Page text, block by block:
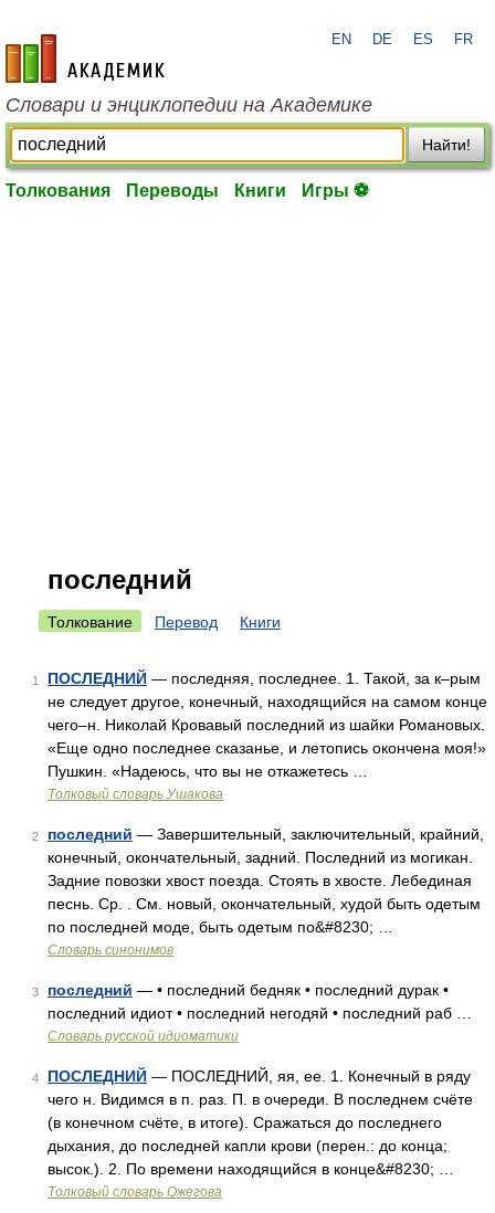
academic.ru
EN DE ES FR
Словари и энциклопедии на Академике
Найти!
Толкования Переводы Книги Игры ⚽
последний
Толкование Перевод Книги
1 ПОСЛЕДНИЙ — последняя, последнее. 1. Такой, за к–рым
не следует другое, конечный, находящийся на самом конце
чего–н. Николай Кровавый последний из шайки Романовых.
«Еще одно последнее сказанье, и летопись окончена моя!»
Пушкин. «Надеюсь, что вы не откажетесь …
Толковый словарь Ушакова
2 последний — Завершительный, заключительный, крайний,
конечный, окончательный, задний. Последний из могикан.
Задние повозки хвост поезда. Стоять в хвосте. Лебединая
песнь. Ср. . См. новый, окончательный, худой быть одетым
по последней моде, быть одетым по&#8230; …
Словарь синонимов
3 последний — • последний бедняк • последний дурак •
последний идиот • последний негодяй • последний раб …
Словарь русской идиоматики
4 ПОСЛЕДНИЙ — ПОСЛЕДНИЙ, яя, ее. 1. Конечный в ряду
чего н. Видимся в п. раз. П. в очереди. В последнем счёте
(в конечном счёте, в итоге). Сражаться до последнего
дыхания, до последней капли крови (перен.: до конца;
высок.). 2. По времени находящийся в конце&#8230; …
Толковый словарь Ожегова